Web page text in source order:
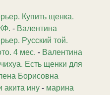
Купить щенка.
- Валентина
Русский той.
4 мес. - Валентина
Есть щенки для
Борисовна
акита ину - марина